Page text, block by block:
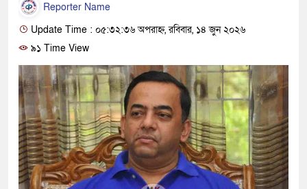
Reporter Name
Update Time : ০৫:৩২:৩৬ অপরাহ্ন, রবিবার, ১৪ জুন ২০২৬
৯১ Time View